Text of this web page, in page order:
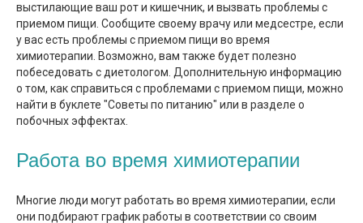
выстилающие ваш рот и кишечник, и вызвать проблемы с
приемом пищи. Сообщите своему врачу или медсестре, если
у вас есть проблемы с приемом пищи во время
химиотерапии. Возможно, вам также будет полезно
побеседовать с диетологом. Дополнительную информацию
о том, как справиться с проблемами с приемом пищи, можно
найти в буклете "Советы по питанию" или в разделе о
побочных эффектах.
Работа во время химиотерапии
Многие люди могут работать во время химиотерапии, если
они подбирают график работы в соответствии со своим